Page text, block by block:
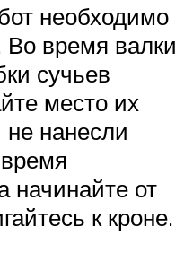
необходимо
время валки
сучьев
место их
нанесли
начинайте от
к кроне.